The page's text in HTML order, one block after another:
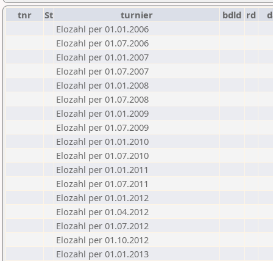
tnr St turnier bdld rd
Elozahl per 01.01.2006
Elozahl per 01.07.2006
Elozahl per 01.01.2007
Elozahl per 01.07.2007
Elozahl per 01.01.2008
Elozahl per 01.07.2008
Elozahl per 01.01.2009
Elozahl per 01.07.2009
Elozahl per 01.01.2010
Elozahl per 01.07.2010
Elozahl per 01.01.2011
Elozahl per 01.07.2011
Elozahl per 01.01.2012
Elozahl per 01.04.2012
Elozahl per 01.07.2012
Elozahl per 01.10.2012
Elozahl per 01.01.2013